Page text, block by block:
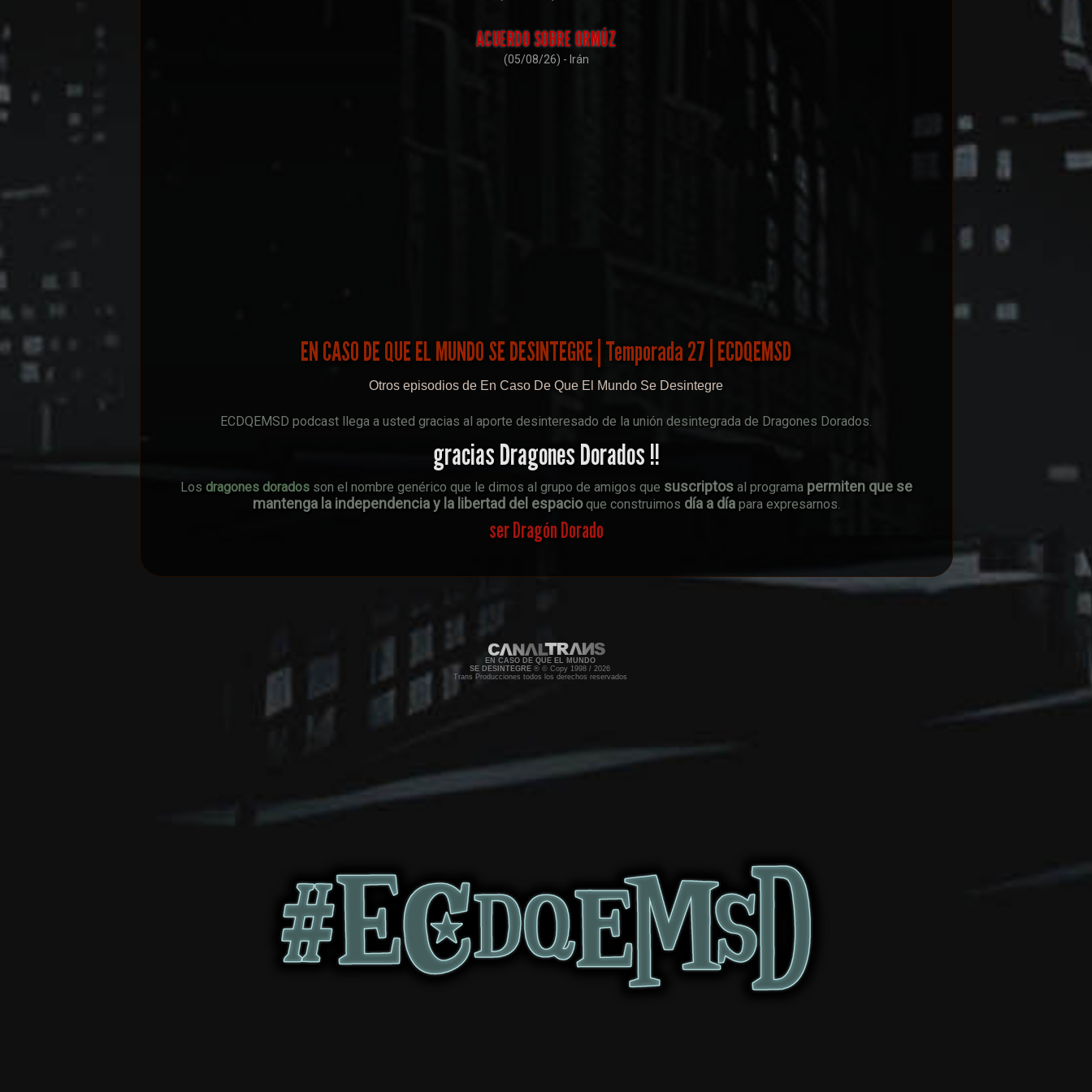
ACUERDO SOBRE ORMÚZ
(05/08/26) - Irán
EN CASO DE QUE EL MUNDO SE DESINTEGRE | Temporada 27 | ECDQEMSD
Otros episodios de En Caso De Que El Mundo Se Desintegre
ECDQEMSD podcast llega a usted gracias al aporte desinteresado de la unión desintegrada de Dragones Dorados.
gracias Dragones Dorados !!
Los dragones doradosson el nombre genérico que le dimos al grupo de amigos que suscriptosal programa permiten que se
mantenga la independencia y la libertad del espacioque construimos día a díapara expresarnos.
ser Dragón Dorado
EN CASO DE QUE EL MUNDO
SE DESINTEGRE ® © Copy 1998 / 2026
Trans Producciones todos los derechos reservados